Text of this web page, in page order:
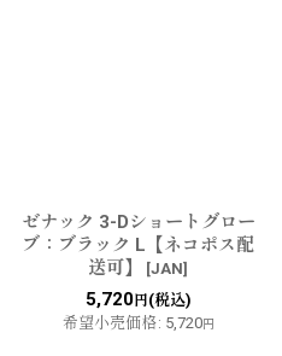
ゼナック 3-Dショートグロー
ブ：ブラック L【ネコポス配
送可】
[JAN]
5,720円(税込)
希望小売価格: 5,720円